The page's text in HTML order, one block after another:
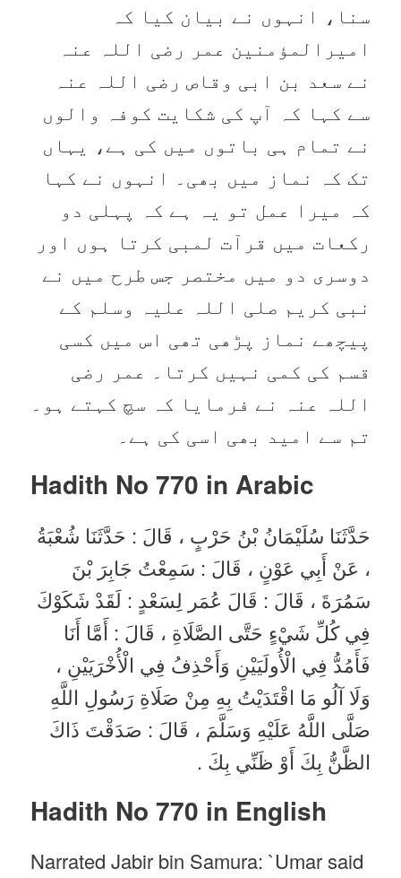
سنا، انہوں نے بیان کیا کہ
امیرالمؤمنین عمر رضی اللہ عنہ
نے سعد بن ابی وقاص رضی اللہ عنہ
سے کہا کہ آپ کی شکایت کوفہ والوں
نے تمام ہی باتوں میں کی ہے، یہاں
تک کہ نماز میں بھی۔ انہوں نے کہا
کہ میرا عمل تو یہ ہے کہ پہلی دو
رکعات میں قرآت لمبی کرتا ہوں اور
دوسری دو میں مختصر جس طرح میں نے
نبی کریم صلی اللہ علیہ وسلم کے
پیچھے نماز پڑھی تھی اس میں کسی
قسم کی کمی نہیں کرتا۔ عمر رضی
اللہ عنہ نے فرمایا کہ سچ کہتے ہو۔
تم سے امید بھی اسی کی ہے۔
Hadith No 770 in Arabic
حَدَّثَنَا سُلَيْمَانُ بْنُ حَرْبٍ ، قَالَ : حَدَّثَنَا شُعْبَةُ
، عَنْ أَبِي عَوْنٍ ، قَالَ : سَمِعْتُ جَابِرَ بْنَ
سَمُرَةَ ، قَالَ : قَالَ عُمَر لِسَعْدٍ : لَقَدْ شَكَوْكَ
فِي كُلِّ شَيْءٍ حَتَّى الصَّلَاةِ ، قَالَ : أَمَّا أَنَا
فَأَمُدُّ فِي الْأُولَيَيْنِ وَأَحْذِفُ فِي الْأُخْرَيَيْنِ ،
وَلَا آلُو مَا اقْتَدَيْتُ بِهِ مِنْ صَلَاةِ رَسُولِ اللَّهِ
صَلَّى اللَّهُ عَلَيْهِ وَسَلَّمَ ، قَالَ : صَدَقْتَ ذَاكَ
الظَّنُّ بِكَ أَوْ ظَنِّي بِكَ .
Hadith No 770 in English
Narrated Jabir bin Samura: `Umar said